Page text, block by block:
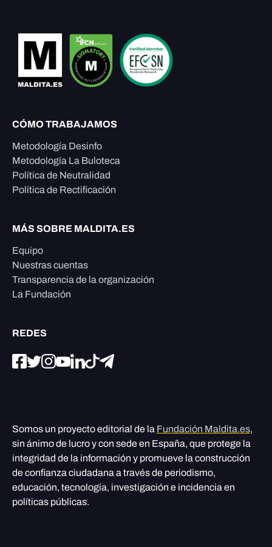
CÓMO TRABAJAMOS
Metodología Desinfo
Metodología La Buloteca
Política de Neutralidad
Política de Rectificación
MÁS SOBRE MALDITA.ES
Equipo
Nuestras cuentas
Transparencia de la organización
La Fundación
REDES
Somos un proyecto editorial de la Fundación Maldita.es,
sin ánimo de lucro y con sede en España, que protege la
integridad de la información y promueve la construcción
de confianza ciudadana a través de periodismo,
educación, tecnología, investigación e incidencia en
políticas públicas.